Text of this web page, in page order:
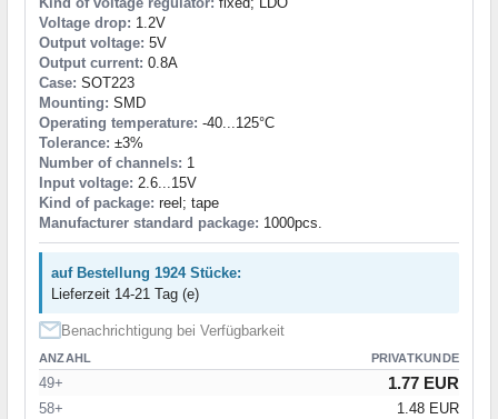
Voltage drop: 1.2V
Output voltage: 5V
Output current: 0.8A
Case: SOT223
Mounting: SMD
Operating temperature: -40...125°C
Tolerance: ±3%
Number of channels: 1
Input voltage: 2.6...15V
Kind of package: reel; tape
Manufacturer standard package: 1000pcs.
auf Bestellung 1924 Stücke:
Lieferzeit 14-21 Tag (e)
Benachrichtigung bei Verfügbarkeit
ANZAHL PRIVATKUNDE
49+ 1.77 EUR
58+
1.48 EUR